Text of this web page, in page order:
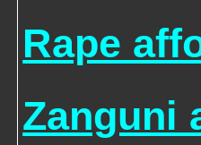
Rape
Zanguni